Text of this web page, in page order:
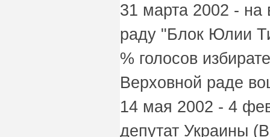
31 марта 2002 -
раду "Блок Юлии
% голосов
Верховной раде
14 мая 2002 - 4
депутат Украины